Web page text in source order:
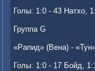
Голы: 1:0 - 43 Натхο,
Группа G
«Рапид» (Вена) -
Голы: 1:0 - 17 Бойд,